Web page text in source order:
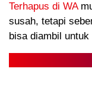
Terhapus di WA
susah, tetapi
bisa diambil